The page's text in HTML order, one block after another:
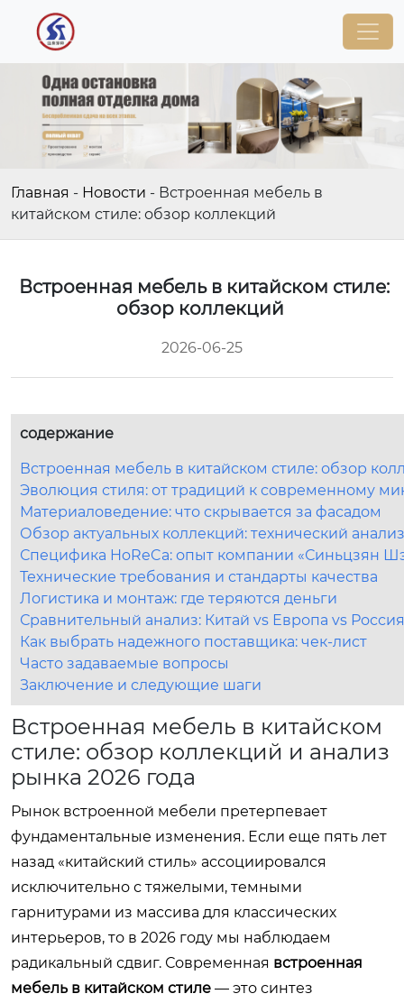
Главная - Новости - Встроенная мебель в
китайском стиле: обзор коллекций
Встроенная мебель в китайском стиле:
обзор коллекций
2026-06-25
содержание
Встроенная мебель в китайском стиле: обзор
Эволюция стиля: от традиций к современному
Материаловедение: что скрывается за фасадом
Обзор актуальных коллекций: технический анализ
Специфика HoReCa: опыт компании «Синьцзян
Технические требования и стандарты качества
Логистика и монтаж: где теряются деньги
Сравнительный анализ: Китай vs Европа vs Россия
Как выбрать надежного поставщика: чек-лист
Часто задаваемые вопросы
Заключение и следующие шаги
Встроенная мебель в китайском
стиле: обзор коллекций и анализ
рынка 2026 года
Рынок встроенной мебели претерпевает
фундаментальные изменения. Если еще пять лет
назад «китайский стиль» ассоциировался
исключительно с тяжелыми, темными
гарнитурами из массива для классических
интерьеров, то в 2026 году мы наблюдаем
радикальный сдвиг. Современная встроенная
мебель в китайском стиле — это синтез